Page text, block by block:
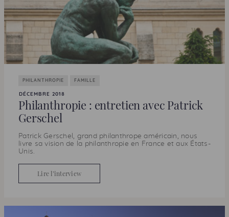
PHILANTHROPIE FAMILLE
DÉCEMBRE 2018
Philanthropie : entretien avec Patrick
Gerschel
Patrick Gerschel, grand philanthrope américain, nous
livre sa vision de la philanthropie en France et aux États-
Unis.
Lire l’interview